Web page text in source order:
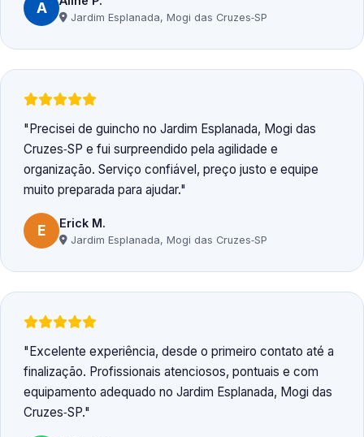
A
Jardim Esplanada, Mogi das Cruzes‑SP
Precisei de guincho no Jardim Esplanada, Mogi das
Cruzes‑SP e fui surpreendido pela agilidade e
organização. Serviço confiável, preço justo e equipe
muito preparada para ajudar.
E Erick M.
Jardim Esplanada, Mogi das Cruzes‑SP
Excelente experiência, desde o primeiro contato até a
finalização. Profissionais atenciosos, pontuais e com
equipamento adequado no Jardim Esplanada, Mogi das
Cruzes‑SP.